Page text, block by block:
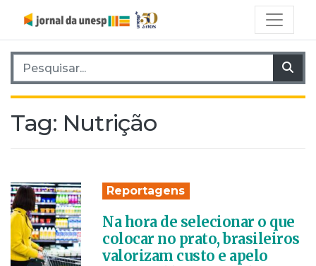
Pesquisar por:
Tag: Nutrição
Reportagens
Na hora de selecionar o que
colocar no prato, brasileiros
valorizam custo e apelo